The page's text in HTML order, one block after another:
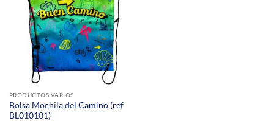
PRODUCTOS VARIOS
Bolsa Mochila del Camino (ref
BL010101)